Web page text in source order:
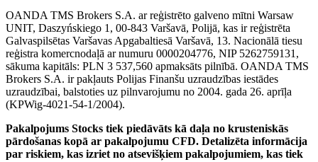
OANDA TMS Brokers S.A. ar reģistrēto galveno mītni Warsaw
UNIT, Daszyńskiego 1, 00-843 Varšavā, Polijā, kas ir reģistrēta
Galvaspilsētas Varšavas Apgabaltiesā Varšavā, 13. Nacionālā tiesu
reģistra komercnodaļā ar numuru 0000204776, NIP 5262759131,
sākuma kapitāls: PLN 3 537,560 apmaksāts pilnībā. OANDA TMS
Brokers S.A. ir pakļauts Polijas Finanšu uzraudzības iestādes
uzraudzībai, balstoties uz pilnvarojumu no 2004. gada 26. aprīļa
(KPWig-4021-54-1/2004).
Pakalpojums Stocks tiek piedāvāts kā daļa no krusteniskās
pārdošanas kopā ar pakalpojumu CFD. Detalizēta informācija
par riskiem, kas izriet no atsevišķiem pakalpojumiem, kas tiek